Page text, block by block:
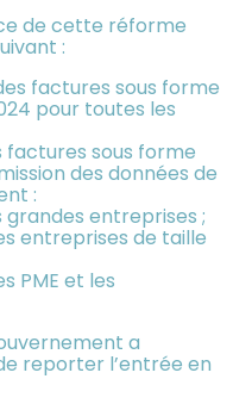
de cette réforme
:
factures sous forme
pour toutes les
factures sous forme
des données de
:
grandes entreprises ;
entreprises de taille
PME et les
a
reporter l’entrée en